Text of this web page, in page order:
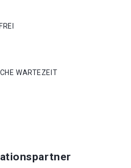
WARTEZEIT